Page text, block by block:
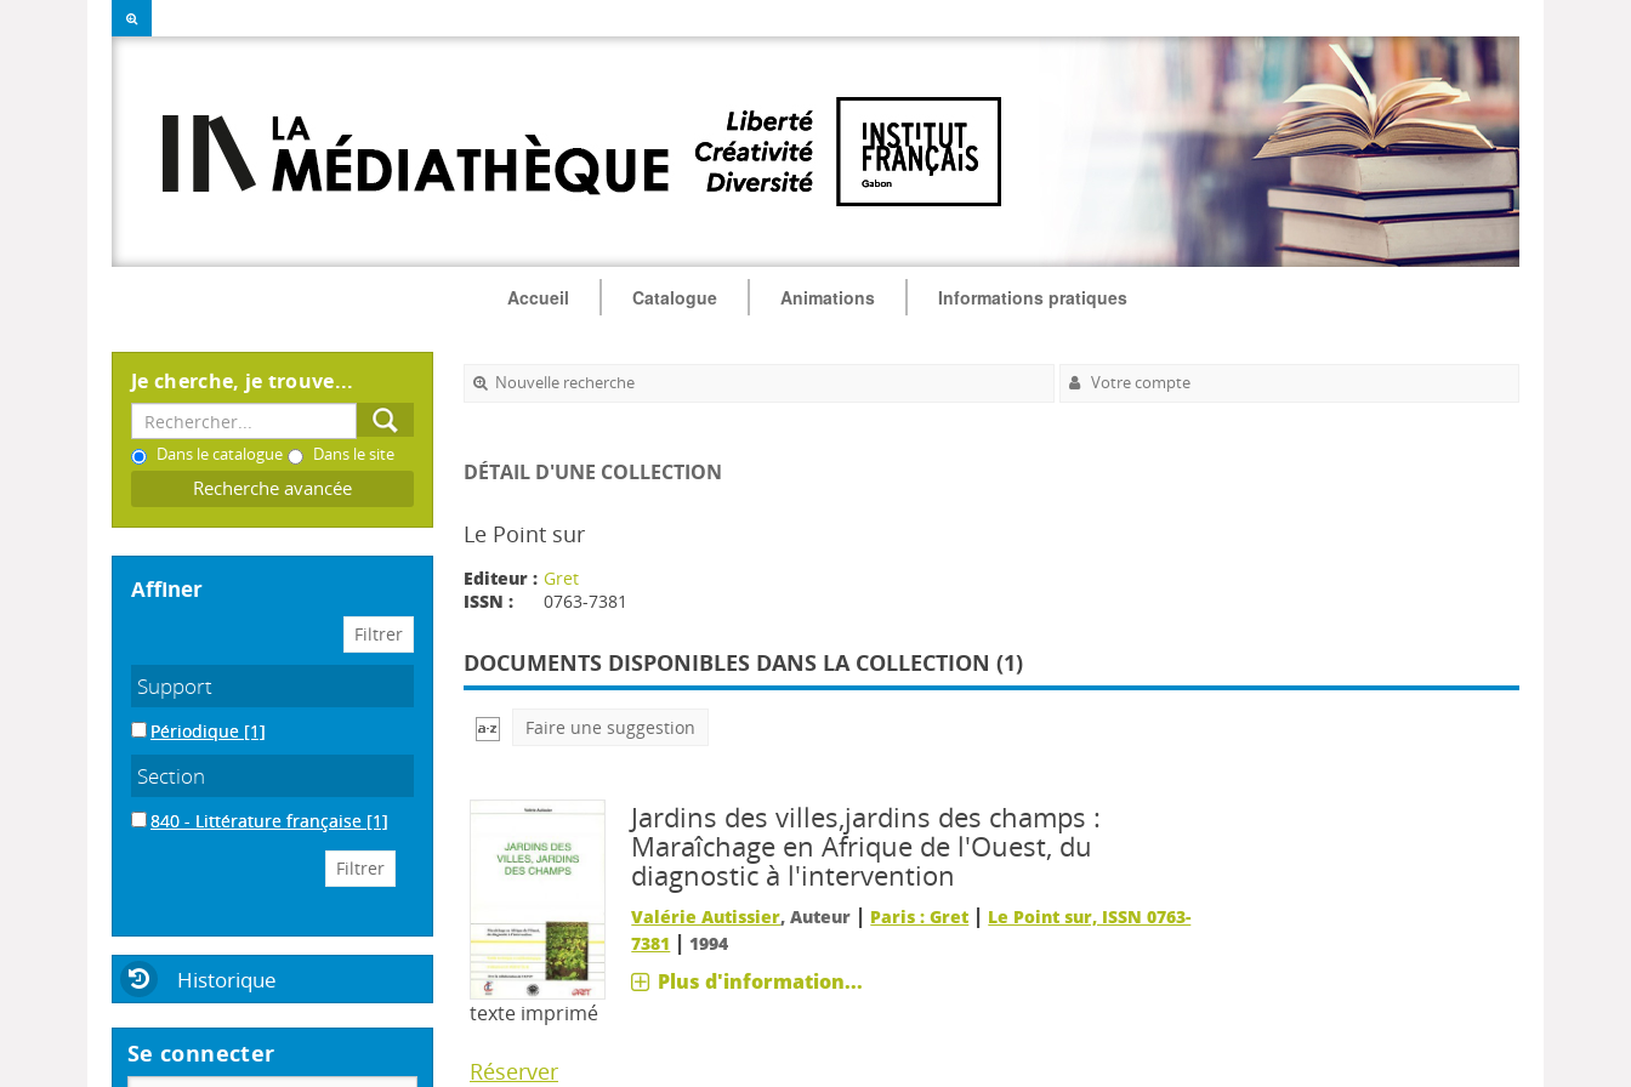
Accueil Catalogue Animations Informations pratiques
Je cherche, je trouve...
Dans le catalogue Dans le site
Recherche avancée
affiner
Support
Périodique [1]
Section
840 - Littérature française [1]
Historique
Se connecter
Nouvelle recherche Votre compte
DÉTAIL D'UNE COLLECTION
Le Point sur
Editeur : Gret
ISSN :
0763-7381
DOCUMENTS DISPONIBLES DANS LA COLLECTION (1)
Faire une suggestion
texte imprimé
Jardins des villes,jardins des champs :
Maraîchage en Afrique de l'Ouest, du
diagnostic à l'intervention
Valérie Autissier, Auteur | Paris : Gret | Le Point sur, ISSN 0763-
7381 | 1994
Plus d'information...
Réserver